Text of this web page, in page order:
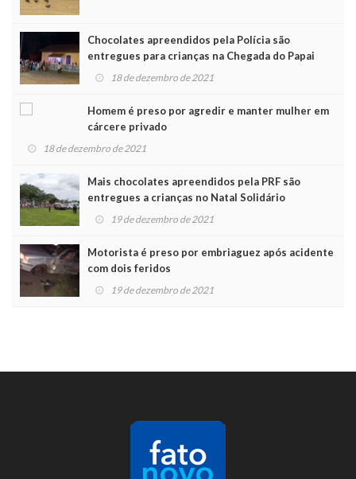
Chocolates apreendidos pela Polícia são
entregues para crianças na Chegada do Papai
Noel
18 de dezembro de 2021
Homem é preso por agredir e manter mulher em
cárcere privado
18 de dezembro de 2021
Mais chocolates apreendidos pela PRF são
entregues a crianças no Natal Solidário
19 de dezembro de 2021
Motorista é preso por embriaguez após acidente
com dois feridos
19 de dezembro de 2021